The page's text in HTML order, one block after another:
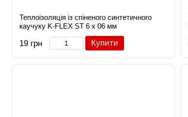
Теплоізоляція із спіненого синтетичного
каучуку K-FLEX ST 6 х 06 мм
19 грн Купити